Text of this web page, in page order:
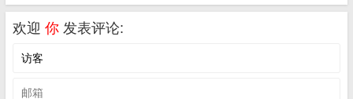
欢迎 你 发表评论: